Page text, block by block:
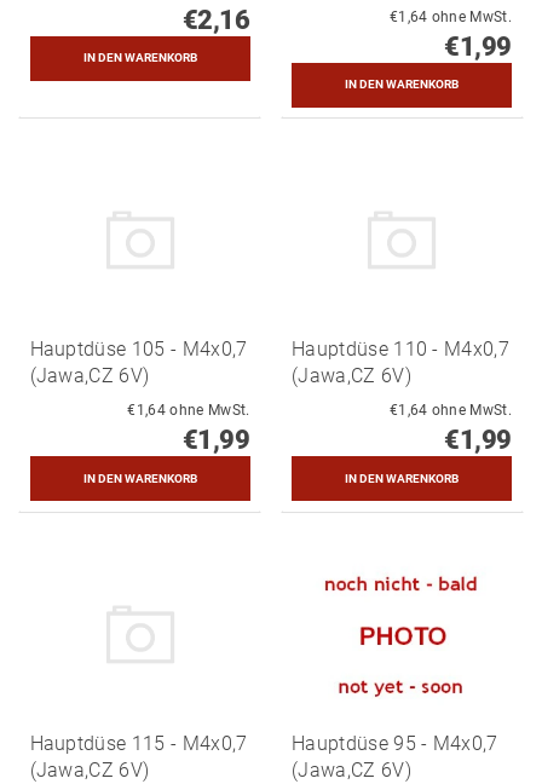
€2,16 €1,64 ohne MwSt.
€1,99
Hauptdüse 105 - M4x0,7
(Jawa,CZ 6V)
€1,64 ohne MwSt.
€1,99
Hauptdüse 110 - M4x0,7
(Jawa,CZ 6V)
€1,64 ohne MwSt.
€1,99
Hauptdüse 115 - M4x0,7
(Jawa,CZ 6V)
Hauptdüse 95 - M4x0,7
(Jawa,CZ 6V)